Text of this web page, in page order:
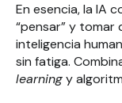
En esencia, la IA
“pensar” y tomar
inteligencia
sin fatiga.
learning y